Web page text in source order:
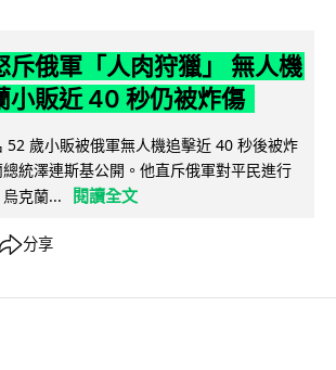
斥俄軍「人肉狩獵」 無人機
小販近 40 秒仍被炸傷
52 歲小販被俄軍無人機追擊近 40 秒後被炸
統澤連斯基公開。他直斥俄軍對平民進行
烏克蘭...
閱讀全文
分享